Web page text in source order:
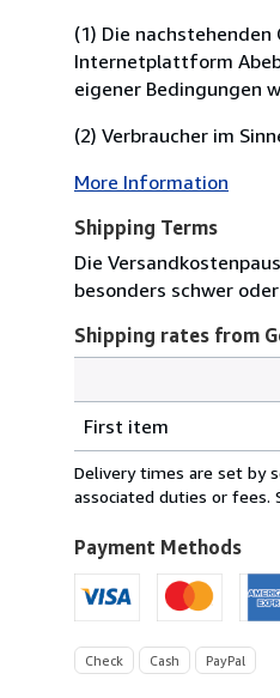
(1) Die
Internetplattform
eigener Bedingungen
(2) Verbraucher im
More Information
Shipping Terms
Die
besonders schwer
Shipping rates from
rates
from
Germany
U.S.A.
First item
Delivery times are set by
associated duties or fees.
Payment Methods
Check Cash PayPal